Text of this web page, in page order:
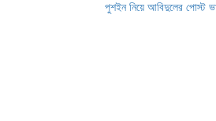
পুশইন নিয়ে আবিদুলের পোস্ট ভাইরাল